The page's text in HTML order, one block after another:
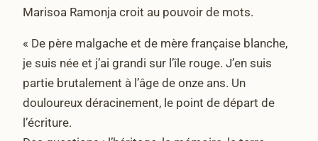
Marisoa Ramonja croit au pouvoir de mots.
« De père malgache et de mère française blanche,
je suis née et j’ai grandi sur l’île rouge. J’en suis
partie brutalement à l’âge de onze ans. Un
douloureux déracinement, le point de départ de
l’écriture.